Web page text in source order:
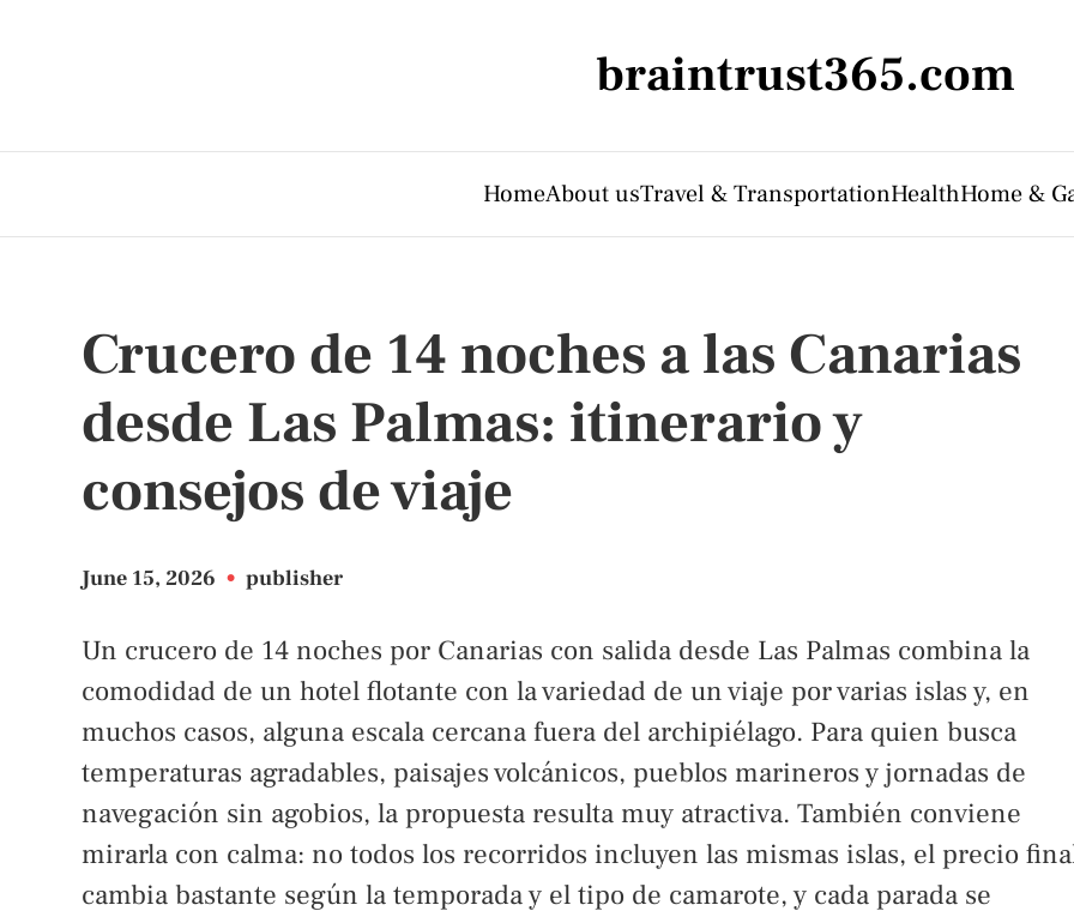
braintrust365.com
HomeAbout usTravel & TransportationHealthHome &
Crucero de 14 noches a las Canarias
desde Las Palmas: itinerario y
consejos de viaje
June 15, 2026 • publisher
Un crucero de 14 noches por Canarias con salida desde Las Palmas combina la
comodidad de un hotel flotante con la variedad de un viaje por varias islas y, en
muchos casos, alguna escala cercana fuera del archipiélago. Para quien busca
temperaturas agradables, paisajes volcánicos, pueblos marineros y jornadas de
navegación sin agobios, la propuesta resulta muy atractiva. También conviene
mirarla con calma: no todos los recorridos incluyen las mismas islas, el precio
cambia bastante según la temporada y el tipo de camarote, y cada parada se